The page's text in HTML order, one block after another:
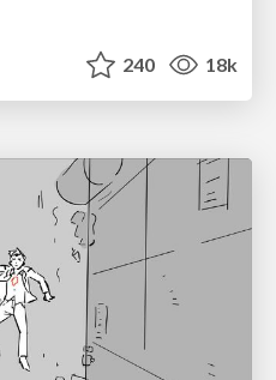
240 18k